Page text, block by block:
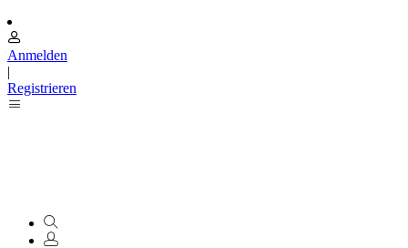
Anmelden
|
Registrieren